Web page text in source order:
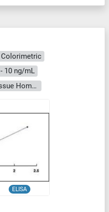
Colorimetric
10 ng/mL
Cell Lysate, Plasma, Serum, Tissue Homogenate
ELISA